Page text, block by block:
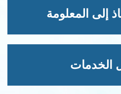
إلى المعلومة
الخدمات